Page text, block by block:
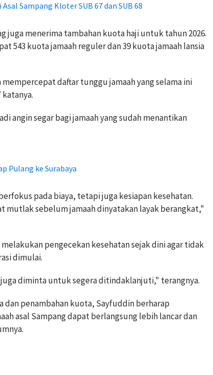
Sampang Kloter SUB 67 dan SUB 68
juga menerima tambahan kuota haji untuk tahun 2026.
543 kuota jamaah reguler dan 39 kuota jamaah lansia
daftar tunggu jamaah yang selama ini
angin segar bagi jamaah yang sudah menantikan
Pulang ke Surabaya
pada biaya, tetapi juga kesiapan kesehatan.
mutlak sebelum jamaah dinyatakan layak berangkat,"
pengecekan kesehatan sejak dini agar tidak
dimulai.
diminta untuk segera ditindaklanjuti," terangnya.
dan penambahan kuota, Sayfuddin berharap
asal Sampang dapat berlangsung lebih lancar dan